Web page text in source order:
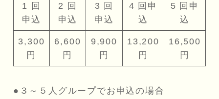
1 回
申込
2 回
申込
3 回
申込
4 回申
込
5 回申
込
3,300
円
6,600
円
9,900
円
13,200
円
16,500
円
●３～５人グループでお申込の場合